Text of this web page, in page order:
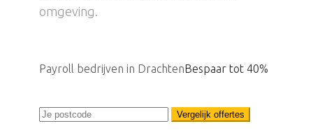
omgeving.
Payroll bedrijven in DrachtenBespaar tot 40%
Vergelijk offertes